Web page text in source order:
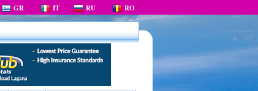
GR IT RU RO